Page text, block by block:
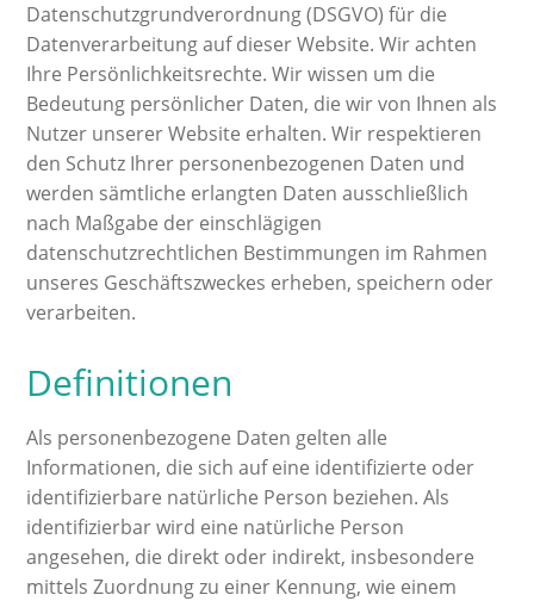
Datenschutzgrundverordnung (DSGVO) für die
Datenverarbeitung auf dieser Website. Wir achten
Ihre Persönlichkeitsrechte. Wir wissen um die
Bedeutung persönlicher Daten, die wir von Ihnen als
Nutzer unserer Website erhalten. Wir respektieren
den Schutz Ihrer personenbezogenen Daten und
werden sämtliche erlangten Daten ausschließlich
nach Maßgabe der einschlägigen
datenschutzrechtlichen Bestimmungen im Rahmen
unseres Geschäftszweckes erheben, speichern oder
verarbeiten.
Definitionen
Als personenbezogene Daten gelten alle
Informationen, die sich auf eine identifizierte oder
identifizierbare natürliche Person beziehen. Als
identifizierbar wird eine natürliche Person
angesehen, die direkt oder indirekt, insbesondere
mittels Zuordnung zu einer Kennung, wie einem